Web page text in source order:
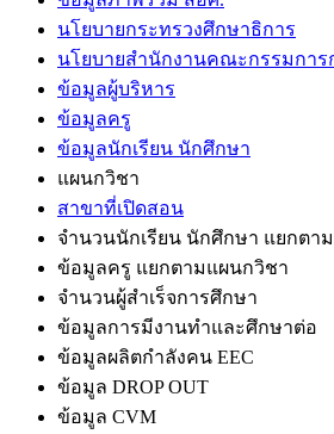
นโยบายกระทรวงศึกษาธิการ
นโยบายสำนักงานคณะกรรมการ
ข้อมูลผู้บริหาร
ข้อมูลครู
ข้อมูลนักเรียน นักศึกษา
แผนกวิชา
สาขาที่เปิดสอน
จำนวนนักเรียน นักศึกษา แยกตา
ข้อมูลครู แยกตามแผนกวิชา
จำนวนผู้สำเร็จการศึกษา
ข้อมูลการมีงานทำและศึกษาต่อ
ข้อมูลผลิตกำลังคน EEC
ข้อมูล DROP OUT
ข้อมูล CVM